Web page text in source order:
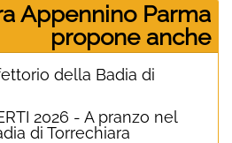
Appennino Parma
propone anche
della Badia di
2026 - A pranzo nel
di Torrechiara